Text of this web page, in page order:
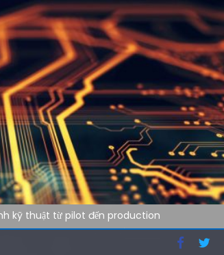
kỹ thuật từ pilot đến production
kỷ nguyên tự động hóa